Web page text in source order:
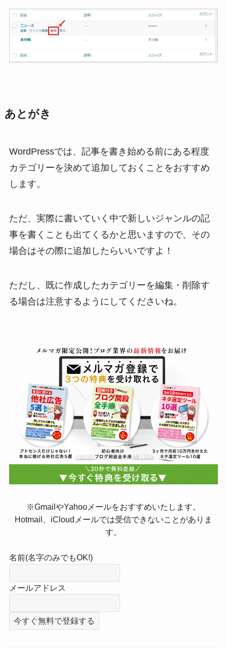
あとがき
WordPressでは、記事を書き始める前にある程度
カテゴリーを決めて追加しておくことをおすすめ
します。
ただ、実際に書いていく中で新しいジャンルの記
事を書くことも出てくるかと思いますので、その
場合はその際に追加したらいいですよ！
ただし、既に作成したカテゴリーを編集・削除す
る場合は注意するようにしてくださいね。
※GmailやYahooメールをおすすめいたします。
Hotmail、iCloudメールでは受信できないことがありま
す。
名前(名字のみでもOK!)
メールアドレス